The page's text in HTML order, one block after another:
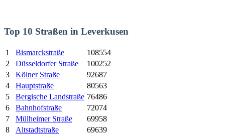
Top 10 Straßen in Leverkusen
1 Bismarckstraße
108554
2
Düsseldorfer Straße
100252
3
Kölner Straße
92687
4
Hauptstraße
80563
5
Bergische Landstraße 76486
6
Bahnhofstraße
72074
7
Mülheimer Straße
69958
8
Altstadtstraße
69639